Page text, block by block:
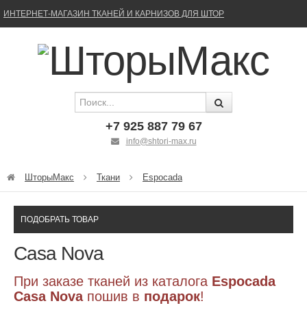
ИНТЕРНЕТ-МАГАЗИН ТКАНЕЙ И КАРНИЗОВ ДЛЯ ШТОР
+7 925 887 79 67
info@shtori-max.ru
ШторыМакс Ткани Espocada
ПОДОБРАТЬ ТОВАР
Casa Nova
При заказе тканей из каталога Espocada
Casa Novaпошив в подарок!